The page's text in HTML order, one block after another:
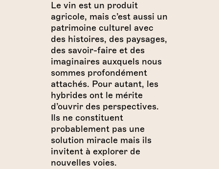
Le vin est un produit
agricole, mais c’est aussi un
patrimoine culturel avec
des histoires, des paysages,
des savoir-faire et des
imaginaires auxquels nous
sommes profondément
attachés. Pour autant, les
hybrides ont le mérite
d’ouvrir des perspectives.
Ils ne constituent
probablement pas une
solution miracle mais ils
invitent à explorer de
nouvelles voies.